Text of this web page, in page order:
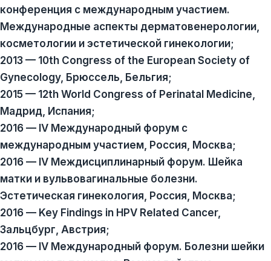
конференция с международным участием.
Международные аспекты дерматовенерологии,
косметологии и эстетической гинекологии;
2013 — 10th Congress of the European Society of
Gynecology, Брюссель, Бельгия;
2015 — 12th World Congress of Perinatal Medicine,
Мадрид, Испания;
2016 — IV Международный форум с
международным участием, Россия, Москва;
2016 — IV Междисциплинарный форум. Шейка
матки и вульвовагинальные болезни.
Эстетическая гинекология, Россия, Москва;
2016 — Key Findings in HPV Related Cancer,
Зальцбург, Австрия;
2016 — IV Международный форум. Болезни шейки